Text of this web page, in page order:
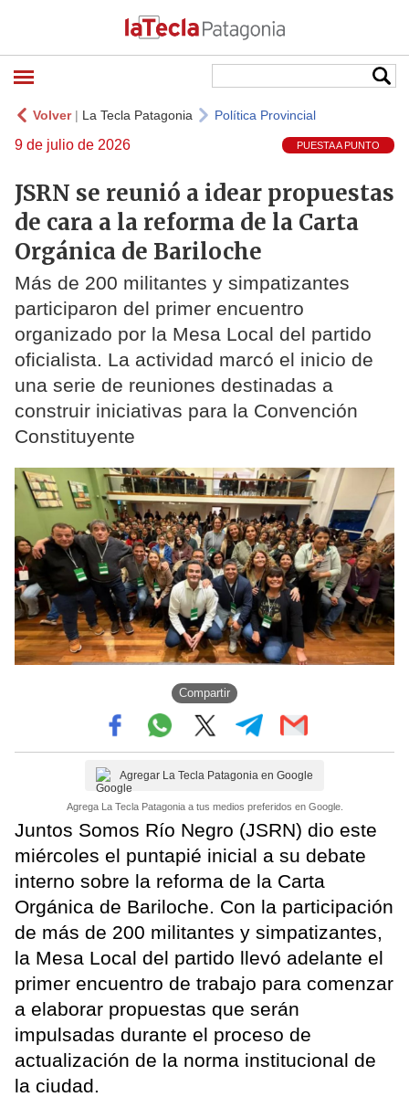
Volver| La Tecla Patagonia Política Provincial
9 de julio de 2026 PUESTA A PUNTO
JSRN se reunió a idear propuestas
de cara a la reforma de la Carta
Orgánica de Bariloche
Más de 200 militantes y simpatizantes
participaron del primer encuentro
organizado por la Mesa Local del partido
oficialista. La actividad marcó el inicio de
una serie de reuniones destinadas a
construir iniciativas para la Convención
Constituyente
Compartir
Agregar La Tecla Patagonia en Google
Agrega La Tecla Patagonia a tus medios preferidos en Google.
Juntos Somos Río Negro (JSRN) dio este
miércoles el puntapié inicial a su debate
interno sobre la reforma de la Carta
Orgánica de Bariloche. Con la participación
de más de 200 militantes y simpatizantes,
la Mesa Local del partido llevó adelante el
primer encuentro de trabajo para comenzar
a elaborar propuestas que serán
impulsadas durante el proceso de
actualización de la norma institucional de
la ciudad.